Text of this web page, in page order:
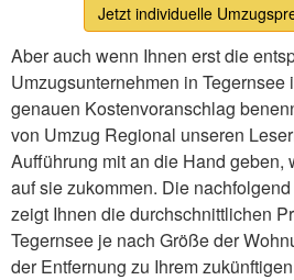
Jetzt individuelle
Aber auch wenn Ihnen erst die
Umzugsunternehmen in Tegernsee
genauen Kostenvoranschlag
von Umzug Regional unseren
Aufführung mit an die Hand geben,
auf sie zukommen. Die
zeigt Ihnen die durchschnittlichen
Tegernsee je nach Größe der
der Entfernung zu Ihrem